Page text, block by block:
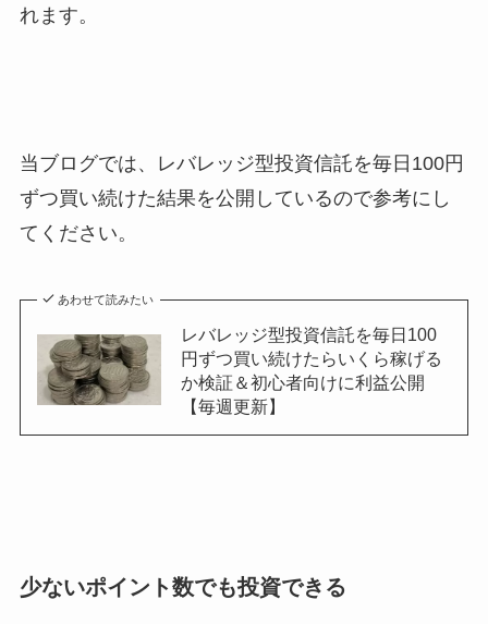
れます。
当ブログでは、レバレッジ型投資信託を毎日100円
ずつ買い続けた結果を公開しているので参考にし
てください。
あわせて読みたい
レバレッジ型投資信託を毎日100
円ずつ買い続けたらいくら稼げる
か検証＆初心者向けに利益公開
【毎週更新】
少ないポイント数でも投資できる